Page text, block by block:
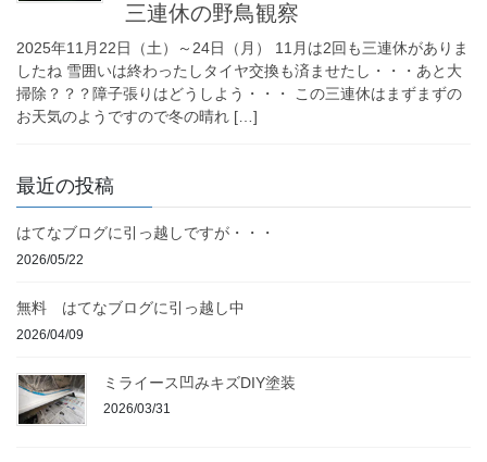
三連休の野鳥観察
2025年11月22日（土）～24日（月） 11月は2回も三連休がありま
したね 雪囲いは終わったしタイヤ交換も済ませたし・・・あと大
掃除？？？障子張りはどうしよう・・・ この三連休はまずまずの
お天気のようですので冬の晴れ […]
最近の投稿
はてなブログに引っ越しですが・・・
2026/05/22
無料 はてなブログに引っ越し中
2026/04/09
ミライース凹みキズDIY塗装
2026/03/31